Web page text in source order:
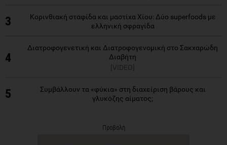
3
Κορινθιακή σταφίδα και μαστίχα Χίου: Δύο superfoods με
ελληνική σφραγίδα
4
Διατροφογενετική και Διατροφογενομική στο Σακχαρώδη
Διαβήτη
[VIDEO]
5
Συμβάλλουν τα «φύκια» στη διαχείριση βάρους και
γλυκόζης αίματος;
Προβολή